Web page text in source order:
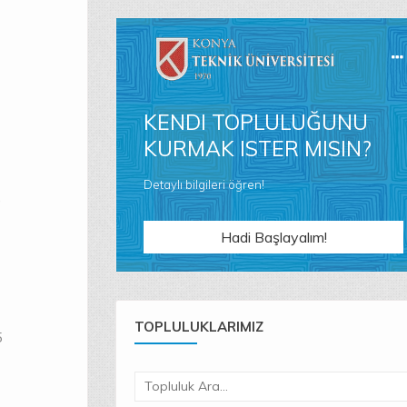
KENDI TOPLULUĞUNU
KURMAK ISTER MISIN?
Detaylı bilgileri öğren!
Hadi Başlayalım!
TOPLULUKLARIMIZ